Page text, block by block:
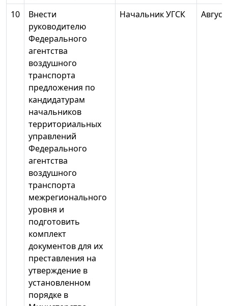
10
Внести
руководителю
Федерального
агентства
воздушного
транспорта
предложения по
кандидатурам
начальников
территориальных
управлений
Федерального
агентства
воздушного
транспорта
межрегионального
уровня и
подготовить
комплект
документов для их
преставления на
утверждение в
установленном
порядке в
Начальник УГСК